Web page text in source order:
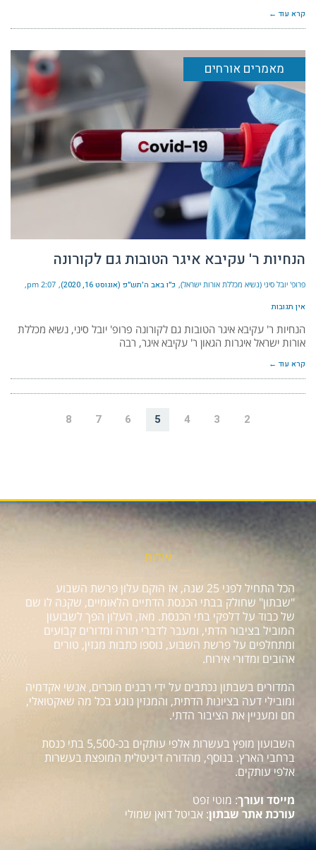
קרא עוד ←
מאמרים אורחים
הנחיות ר' עקיבא איגר הטובות גם לקורונה
פרופ' יובל סיני (נשיא מכללת אורות ישראל) כ״ו באב ה׳תש״פ (אוגוסט 16, 2020) 2:07 pm
אין תגובות
הנחיות ר' עקיבא איגר הטובות גם לקורונה פרופ' יובל סיני, נשיא מכללת
אורות ישראל איגרות הגאון ר' עקיבא איגר, רבה
קרא עוד ←
2
3
4
5
6
7
8
אודות
הכל התחיל לפני 25 שנה, אז הוקם עלון פרשת השבוע
"שבתון" שחולק בבתי הכנסת הדתיים הלאומיים, שקנה לו שם
של כבוד על דלפקי בתי הכנסת. מאז, העלון הפך לשבועון
המוביל בציבור הדתי, ומעבר לדברי תורה ומדורים קבועים
ומתחלפים על פרשת השבוע, נוספו כתבות מגזין, טורים
אהובים ומדורי אירוח.
המדורים בשבתון נכתבים על ידי רבנים מוכרים, אנשי אקדמיה
ומובילי דעה בציונות הדתית, והמגזין נוגע בכל מה שאקטואלי,
חם ומעניין את הציבור הדתי.
השבועון מופץ בעשרות אלפי עותקים בכ-5,500 בתי כנסת
ברחבי הארץ. בנוסף, מהדורה דיגיטלית המופצת בעשרות
אלפי עותקים.
מייסד ועורך: מוטי זפט
עורכת אתר שבתון: אביטל דואן שמולי